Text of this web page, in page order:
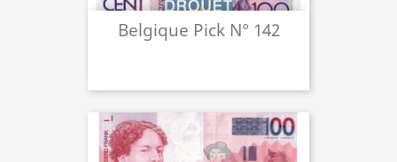
Belgique Pick N° 142